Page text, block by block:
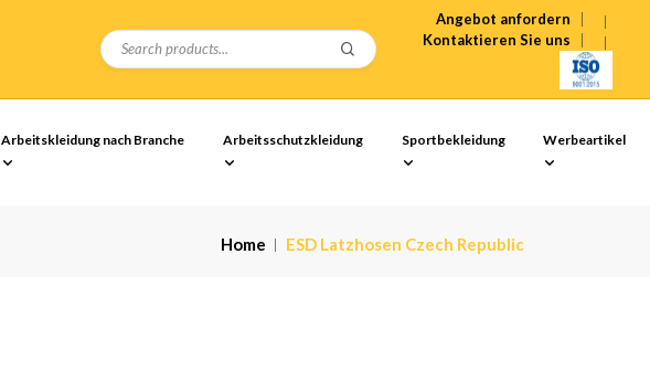
Angebot anfordern
Kontaktieren Sie uns
Arbeitskleidung nach Branche Arbeitsschutzkleidung Sportbekleidung Werbeartikel
Home ESD Latzhosen Czech Republic